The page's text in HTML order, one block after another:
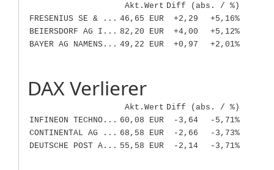
Akt.Wert Diff (abs. / %)
FRESENIUS SE & ... 46,65 EUR +2,29
+5,16%
BEIERSDORF AG I... 82,20 EUR +4,00
+5,12%
BAYER AG NAMENS... 49,22 EUR +0,97 +2,01%
DAX Verlierer
Akt.Wert Diff (abs. / %)
INFINEON TECHNO... 60,08 EUR -3,64
-5,71%
CONTINENTAL AG ... 68,58 EUR -2,66
-3,73%
DEUTSCHE POST A... 55,58 EUR -2,14 -3,71%